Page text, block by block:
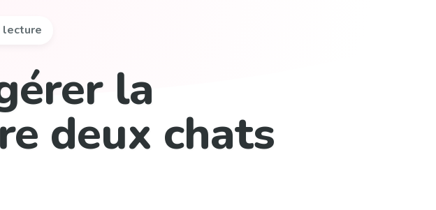
lecture
la
deux chats